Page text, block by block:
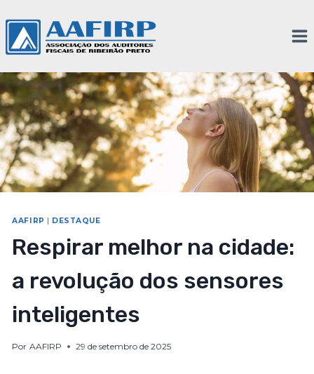
AAFIRP DESTAQUE
Respirar melhor na cidade:
a revolução dos sensores
inteligentes
Por AAFIRP 29 de setembro de 2025